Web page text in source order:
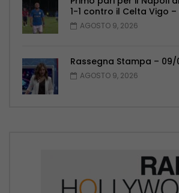
1-1 contro il Celta Vigo
AGOSTO 9, 2026
Rassegna Stampa –
AGOSTO 9, 2026